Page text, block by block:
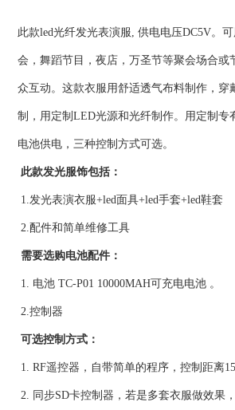
此款led光纤发光表演服, 供电电压DC5V。
会，舞蹈节目，夜店，万圣节等聚会场合或
众互动。这款衣服用舒适透气布料制作，穿
制，用定制LED光源和光纤制作。用定制专
电池供电，三种控制方式可选。
此款发光服饰包括：
1.发光表演衣服+led面具+led手套+led鞋套
2.配件和简单维修工具
需要选购电池配件：
1. 电池 TC-P01 10000MAH可充电电池 。
2.控制器
可选控制方式：
1. RF遥控器，自带简单的程序，控制距离15
2. 同步SD卡控制器，若是多套衣服做效果